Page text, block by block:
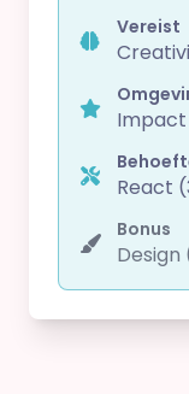
Vereist
Impact
React
Bonus
Design